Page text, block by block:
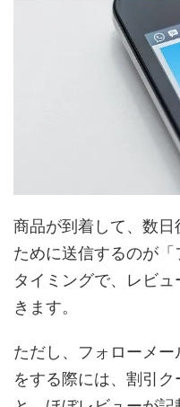
商品が到着して、数
ために送信するのが
タイミングで、レビ
きます。
ただし、フォローメ
をする際には、割引